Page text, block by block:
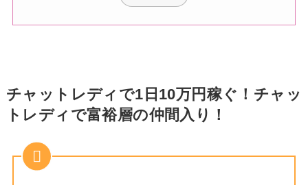
チャットレディで1日10万円稼ぐ！チャッ
トレディで富裕層の仲間入り！